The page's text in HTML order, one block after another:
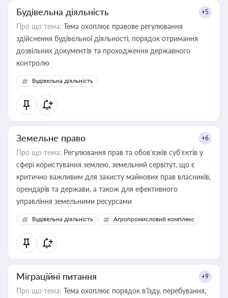
Будівельна діяльність +5
Про що тема: Тема охоплює правове регулювання
здійснення будівельної діяльності, порядок отримання
дозвільних документів та проходження державного
контролю
Будівельна діяльність
Земельне право +6
Про що тема: Регулювання прав та обов’язків суб’єктів у
сфері користування землею, земельний сервітут, що є
критично важливим для захисту майнових прав власників,
орендарів та держави, а також для ефективного
управління земельними ресурсами
Будівельна діяльність Агропромисловий комплекс
Міграційні питання +9
Про що тема: Тема охоплює порядок в’їзду, перебування,